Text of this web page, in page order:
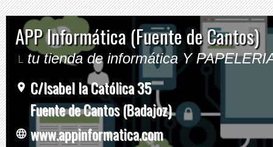
APP Informática (Fuente de Cantos)
tu tienda de informática Y
C/Isabel la Católica 35
Fuente de Cantos (Badajoz)
www.appinformatica.com